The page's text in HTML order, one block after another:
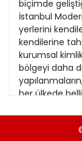
Turizm Eki
Yerel
biçimde
İstanbul
yerlerini
kendilerine
kurumsal
bölgeyi daha
her ülkede
mekânlarla
öncesine